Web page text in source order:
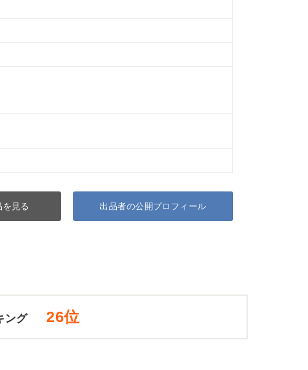
見る 出品者の公開プロフィール
ング 26位